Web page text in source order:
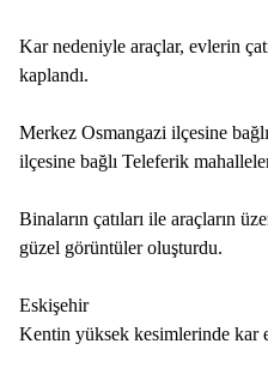
Kar nedeniyle araçlar, evlerin
kaplandı.
Merkez Osmangazi ilçesine
ilçesine bağlı Teleferik
Binaların çatıları ile araçların
güzel görüntüler oluşturdu.
Eskişehir
Kentin yüksek kesimlerinde kar